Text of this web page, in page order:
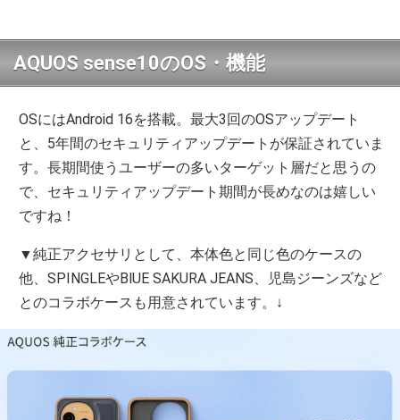
AQUOS sense10のOS・機能
OSにはAndroid 16を搭載。最大3回のOSアップデート
と、5年間のセキュリティアップデートが保証されていま
す。長期間使うユーザーの多いターゲット層だと思うの
で、セキュリティアップデート期間が長めなのは嬉しい
ですね！
▼純正アクセサリとして、本体色と同じ色のケースの
他、SPINGLEやBlUE SAKURA JEANS、児島ジーンズなど
とのコラボケースも用意されています。↓